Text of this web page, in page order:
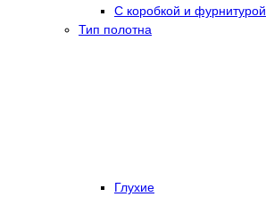
С коробкой и фурнитурой
Тип полотна
Глухие